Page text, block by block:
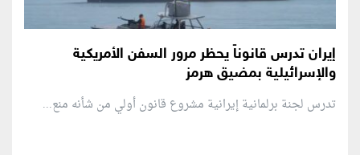
إيران تدرس قانوناً يحظر مرور السفن الأمريكية
والإسرائيلية بمضيق هرمز
تدرس لجنة برلمانية إيرانية مشروع قانون ⁠أولي من شأنه منع...